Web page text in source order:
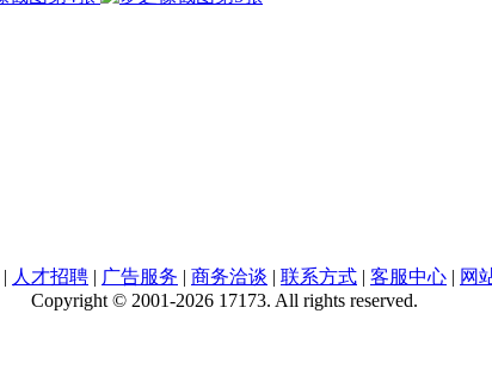
| 人才招聘 | 广告服务 | 商务洽谈 | 联系方式 | 客服中心 | 网
Copyright © 2001-2026 17173. All rights reserved.